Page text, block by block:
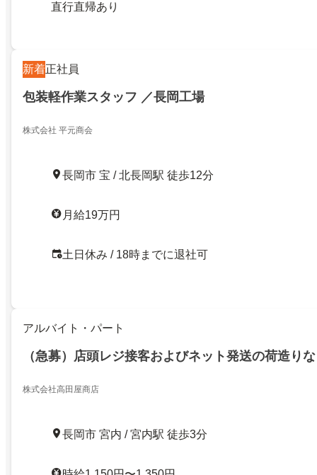
直行直帰あり
新着正社員
包装軽作業スタッフ ／長岡工場
株式会社 平元商会
長岡市 宝 / 北長岡駅 徒歩12分
月給19万円
土日休み / 18時までに退社可
アルバイト・パート
（急募）店頭レジ接客およびネット発送の荷造り
株式会社高田屋商店
長岡市 宮内 / 宮内駅 徒歩3分